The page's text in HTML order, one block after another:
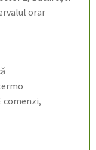
orar
comenzi,